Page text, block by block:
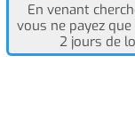
En venant
vous ne payez
2 jours de